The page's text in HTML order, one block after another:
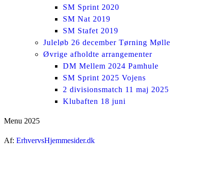
SM Sprint 2020
SM Nat 2019
SM Stafet 2019
Juleløb 26 december Tørning Mølle
Øvrige afholdte arrangementer
DM Mellem 2024 Pamhule
SM Sprint 2025 Vojens
2 divisionsmatch 11 maj 2025
Klubaften 18 juni
Menu 2025
Af: ErhvervsHjemmesider.dk